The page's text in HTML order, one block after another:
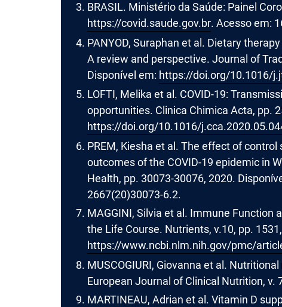
BRASIL. Ministério da Saúde: Painel
https://covid.saude.gov.br. Acesso em:
PANYOD, Suraphan et al. Dietary
A review and perspective. Journal of
Disponível em: https://doi.org/10.1016/
LOFTI, Melika et al. COVID-19:
opportunities. Clinica Chimica Acta, pp.
https://doi.org/10.1016/
PREM, Kiesha et al. The effect of
outcomes of the COVID-19 epidemic in
Health, pp. 30073-30076, 2020.
2667(20)30073-6.2.
MAGGINI, Silvia et al. Immune Function
the Life Course. Nutrients, v.10, pp.
https://www.ncbi.nlm.nih.gov/pmc/
MUSCOGIURI, Giovanna et al.
European Journal of Clinical Nutrition, v.
MARTINEAU, Adrian et al. Vitamin D